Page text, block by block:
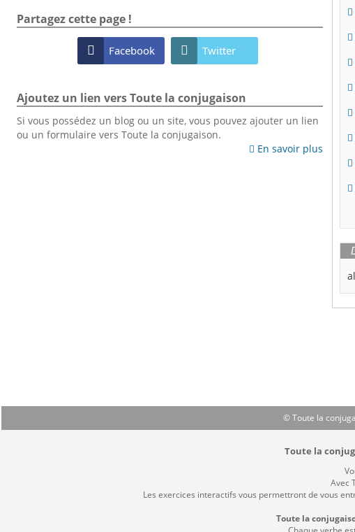
Partagez cette page !
 Facebook  Twitter
Ajoutez un lien vers Toute la conjugaison
Si vous possédez un blog ou un site, vous pouvez ajouter un lien
ou un formulaire vers Toute la conjugaison.
 En savoir plus
© Toute la
Toute la
Avec
Les exercices interactifs vous permettront de vous
Toute la